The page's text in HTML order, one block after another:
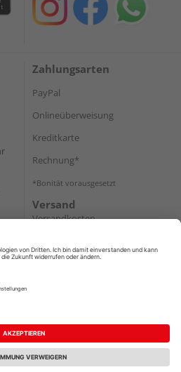
Zahlungsarten
PayPal
Onlineüberweisung
Kreditkarte
Rechnung*
*Bonität vorausgesetzt
Versand
Versandkosten
Widerruf
Datenschutz
Vertrag widerrufen